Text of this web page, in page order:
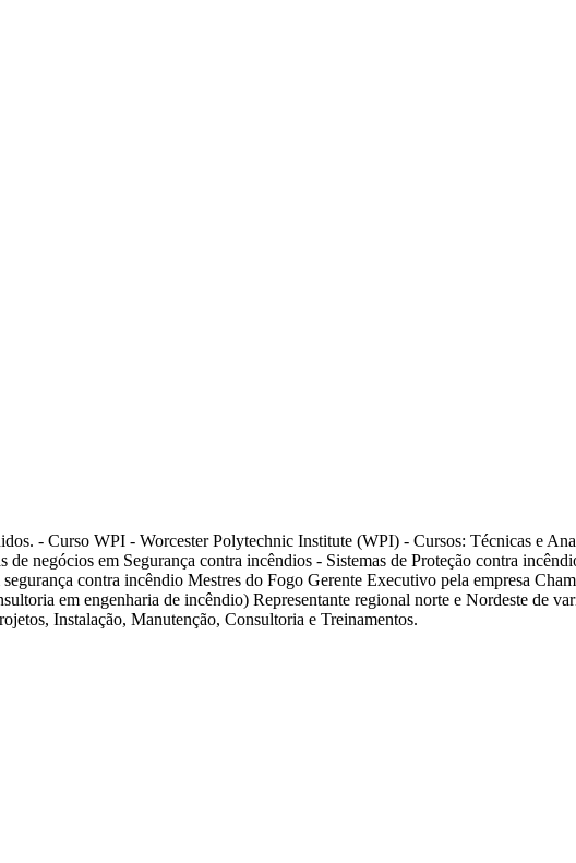
- Curso WPI - Worcester Polytechnic Institute (WPI) - Cursos: Técnicas e
negócios em Segurança contra incêndios - Sistemas de Proteção contra
contra incêndio Mestres do Fogo Gerente Executivo pela empresa
em engenharia de incêndio) Representante regional norte e Nordeste de
Instalação, Manutenção, Consultoria e Treinamentos.